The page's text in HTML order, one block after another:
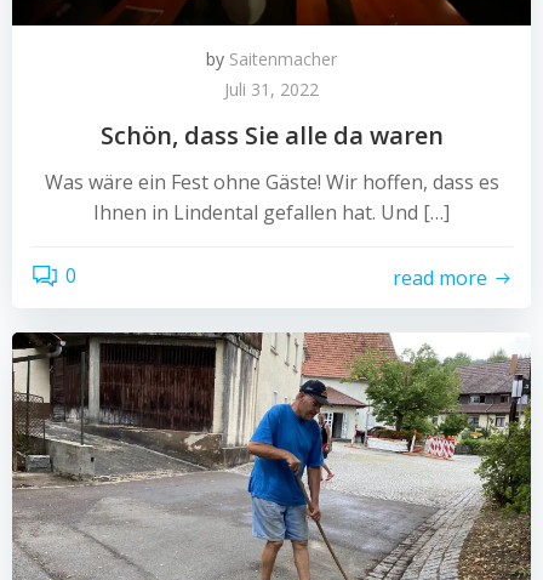
by Saitenmacher
Juli 31, 2022
Schön, dass Sie alle da waren
Was wäre ein Fest ohne Gäste! Wir hoffen, dass es
Ihnen in Lindental gefallen hat. Und […]
0 read more